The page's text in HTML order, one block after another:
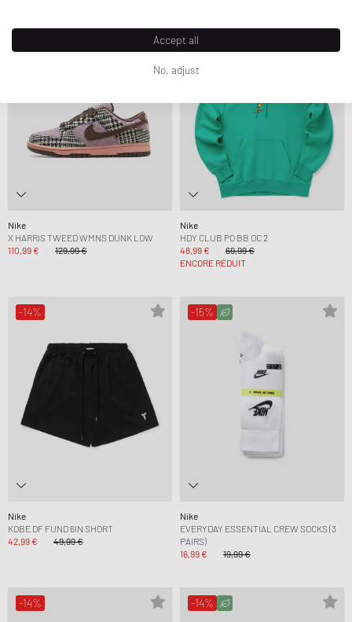
Nike
X HARRIS TWEED WMNS DUNK LOW
110,99 €
129,99 €
Nike
HDY CLUB PO BB OC 2
48,99 €
69,99 €
ENCORE RÉDUIT
-14%
Nike
KOBE DF FUND 6IN SHORT
42,99 €
49,99 €
-15%
Nike
EVERYDAY ESSENTIAL CREW SOCKS (3
PAIRS)
16,99 €
19,99 €
-14% -14%
Accept all
No, adjust